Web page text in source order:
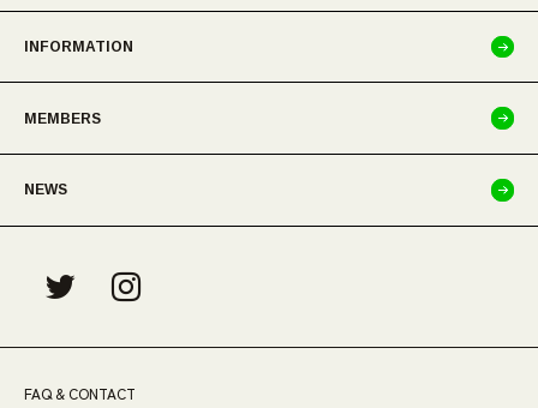
INFORMATION
MEMBERS
NEWS
FAQ & CONTACT